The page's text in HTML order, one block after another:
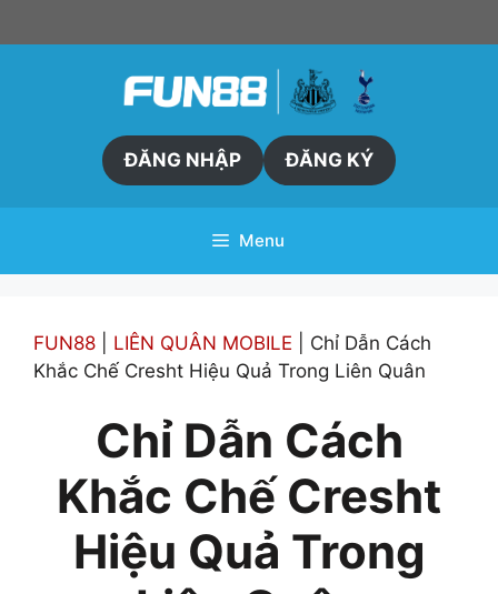
to
ĐĂNG NHẬP ĐĂNG KÝ
Menu
FUN88 LIÊN QUÂN MOBILE
Chỉ Dẫn Cách
Khắc Chế Cresht Hiệu Quả Trong Liên Quân
Chỉ Dẫn Cách
Khắc Chế Cresht
Hiệu Quả Trong